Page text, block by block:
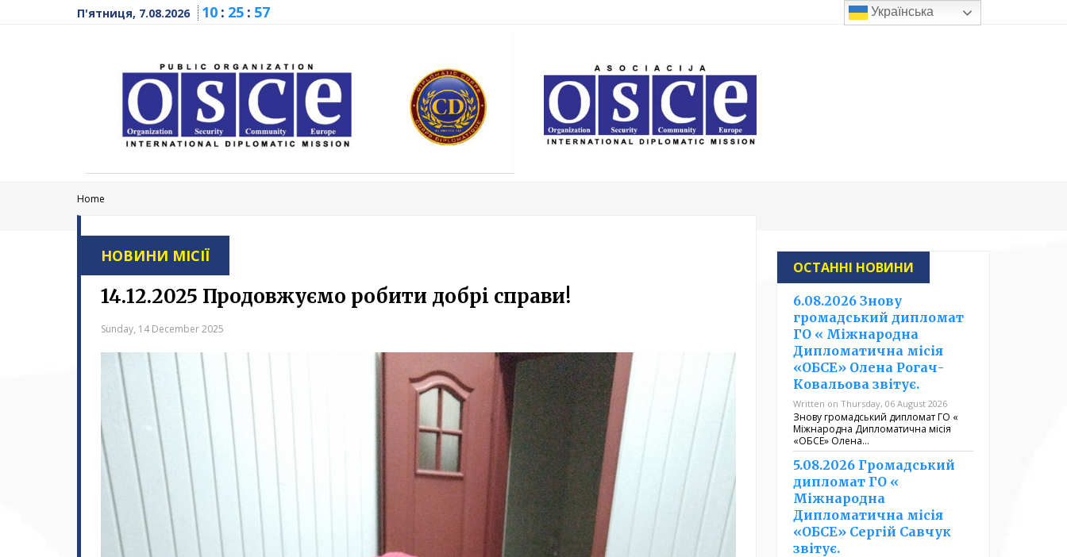
П'ятниця, 7.08.2026 10 : 25 : 58 Українська
Home
НОВИНИ МІСІЇ
14.12.2025 Продовжуємо робити добрі справи!
Sunday, 14 December 2025
ОСТАННІ НОВИНИ
6.08.2026 Знову
громадський дипломат
ГО « Міжнародна
Дипломатична місія
«ОБСЕ» Олена Рогач-
Ковальова звітує.
Written on Thursday, 06 August 2026
Знову громадський дипломат ГО «
Міжнародна Дипломатична місія
«ОБСЕ» Олена…
5.08.2026 Громадський
дипломат ГО «
Міжнародна
Дипломатична місія
«ОБСЕ» Сергій Савчук
звітує.